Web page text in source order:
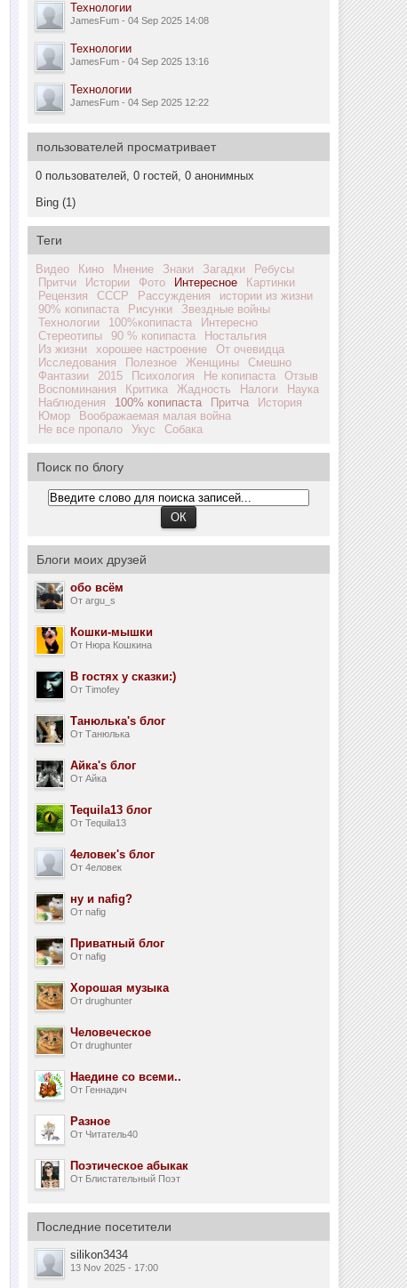
Технологии
JamesFum - 04 Sep 2025 14:08
Технологии
JamesFum - 04 Sep 2025 13:16
Технологии
JamesFum - 04 Sep 2025 12:22
пользователей просматривает
0 пользователей, 0 гостей, 0 анонимных
Bing (1)
Теги
Видео Кино Мнение Знаки Загадки
Ребусы
Притчи
Истории Фото Интересное
Картинки
Рецензия
СССР Рассуждения
истории из жизни
90% копипаста
Рисунки
Звездные войны
Технологии
100%копипаста
Интересно
Стереотипы
90 % копипаста
Ностальгия
Из жизни
хорошее настроение
От очевидца
Исследования
Полезное Женщины
Смешно
Фантазии
2015 Психология Не копипаста
Отзыв
Воспоминания
Критика Жадность Налоги
Наука
Наблюдения
100% копипаста Притча
История
Юмор
Воображаемая малая война
Не все пропало
Укус Собака
Поиск по блогу
Блоги моих друзей
обо всём
От argu_s
Кошки-мышки
От Нюра Кошкина
В гостях у сказки:)
От Timofey
Танюлька's блог
От Танюлька
Айка's блог
От Айка
Tequila13 блог
От Tequila13
4еловек's блог
От 4еловек
ну и nafig?
От nafig
Приватный блог
От nafig
Хорошая музыка
От drughunter
Человеческое
От drughunter
Наедине со всеми..
От Геннадич
Разное
От Читатель40
Поэтическое абыкак
От Блистательный Поэт
Последние посетители
silikon3434
13 Nov 2025 - 17:00